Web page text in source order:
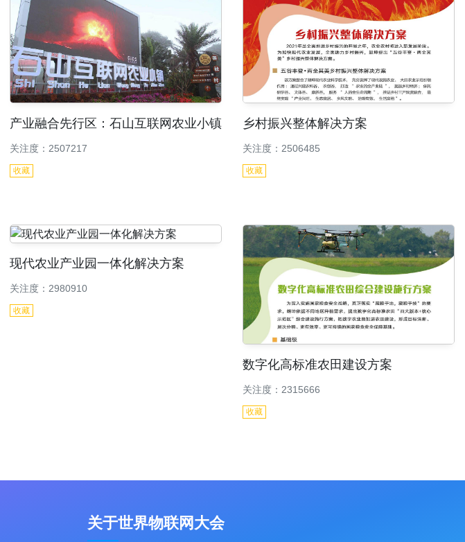
产业融合先行区：石山互联网农业小镇
关注度：2507217
收藏
乡村振兴整体解决方案
关注度：2506485
收藏
现代农业产业园一体化解决方案
关注度：2980910
收藏
数字化高标准农田建设方案
关注度：2315666
收藏
关于世界物联网大会